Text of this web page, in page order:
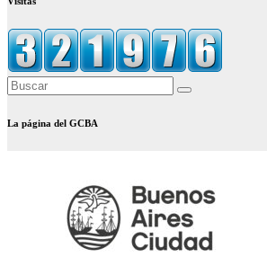
La página del GCBA